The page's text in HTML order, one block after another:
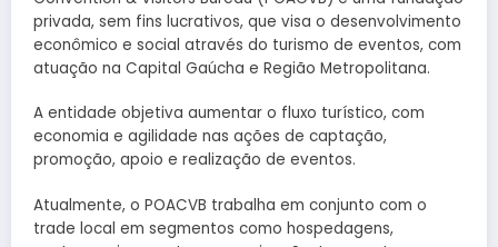
privada, sem fins lucrativos, que visa o desenvolvimento
econômico e social através do turismo de eventos, com
atuação na Capital Gaúcha e Região Metropolitana.
A entidade objetiva aumentar o fluxo turístico, com
economia e agilidade nas ações de captação,
promoção, apoio e realização de eventos.
Atualmente, o POACVB trabalha em conjunto com o
trade local em segmentos como hospedagens,